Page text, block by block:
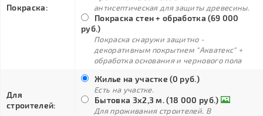
Покраска:
антисептическая для защиты древесины.
Покраска стен + обработка (69 000
руб.)
Покраска снаружи защитно -
декоративным покрытием "Акватекс" +
обработка основания и чернового пола
Для
строителей:
Жилье на участке (0 руб.)
Есть на участке.
Бытовка 3х2,3 м. (18 000 руб.)
Для проживания строителей. В